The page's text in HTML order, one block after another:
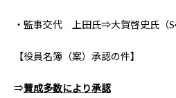
・監事交代 上田氏⇒大賀啓史氏（
【役員名簿（案）承認の件】
⇒賛成多数により承認